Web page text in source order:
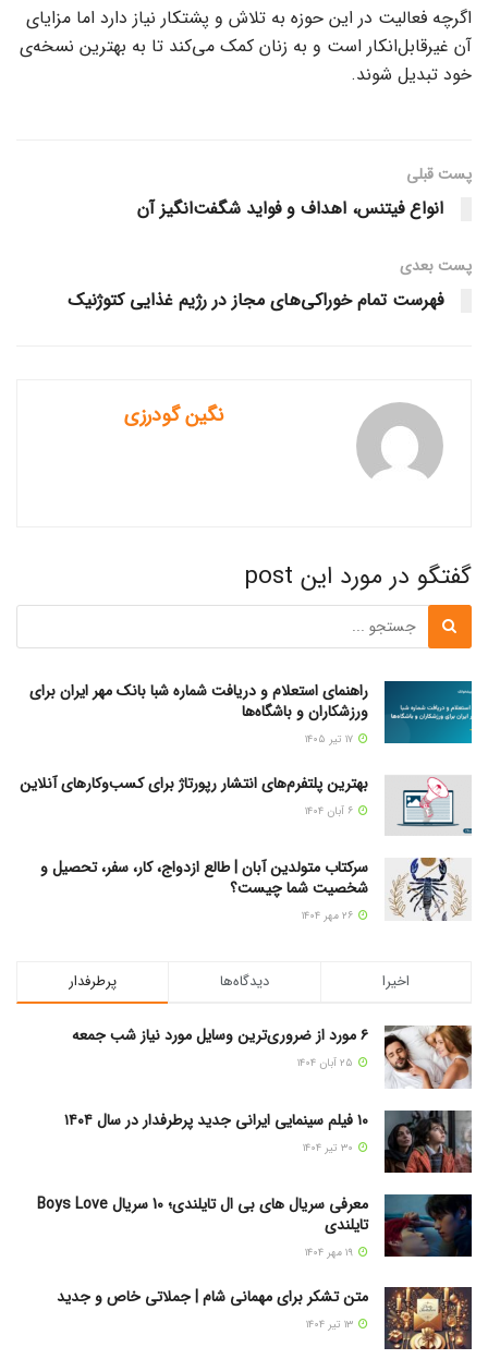
اگرچه فعالیت در این حوزه به تلاش و پشتکار نیاز دارد اما مزایای
آن غیرقابل‌انکار است و به زنان کمک می‌کند تا به بهترین نسخه‌ی
خود تبدیل شوند.
پست قبلی
انواع فیتنس، اهداف و فواید شگفت‌انگیز آن
پست‌ بعدی
فهرست تمام خوراکی‌های مجاز در رژیم غذایی کتوژنیک
نگین گودرزی
گفتگو در مورد این post
راهنمای استعلام و دریافت شماره شبا بانک مهر ایران برای
ورزشکاران و باشگاه‌ها
بهترین پلتفرم‌های انتشار رپورتاژ برای کسب‌وکارهای آنلاین
سرکتاب متولدین آبان | طالع ازدواج، کار، سفر، تحصیل و
شخصیت شما چیست؟
پرطرفدار دیدگاه‌ها اخیرا
۶ مورد از ضروری‌ترین وسایل مورد نیاز شب جمعه
۱۰ فیلم سینمایی ایرانی جدید پرطرفدار در سال ۱۴۰۴
معرفی سریال های بی ال تایلندی؛ 10 سریال Boys Love
تایلندی
متن تشکر برای مهمانی شام | جملاتی خاص و جدید